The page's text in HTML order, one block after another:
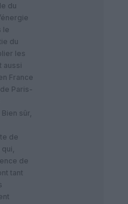
du
le
du
les
aussi
France
Paris-
sûr,
de
de
tant